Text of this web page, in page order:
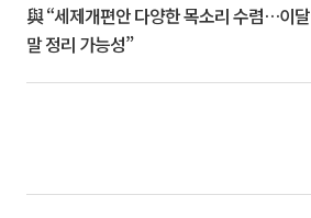
與 “세제개편안 다양한 목소리 수렴…이달
말 정리 가능성”